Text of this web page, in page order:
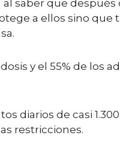
saber que
a ellos sino que
y el 55% de los
diarios de casi
restricciones.